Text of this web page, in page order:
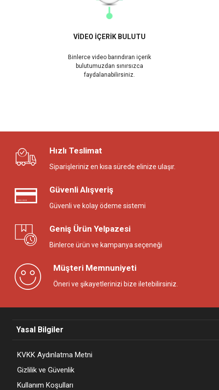
VİDEO İÇERİK BULUTU
Binlerce video barındıran içerik
bulutumuzdan sınırsızca
faydalanabilirsiniz.
Hızlı Teslimat
Siparişleriniz en kısa sürede elinize ulaşır.
Güvenli Alışveriş
Güvenli ve kolay ödeme sistemi
Geniş Ürün Yelpazesi
Binlerce ürün ve kampanya seçeneği
Müşteri Memnuniyeti
Öneri ve şikayetlerinizi bize iletebilirsiniz.
Yasal Bilgiler
KVKK Aydınlatma Metni
Gizlilik ve Güvenlik
Kullanım Koşulları